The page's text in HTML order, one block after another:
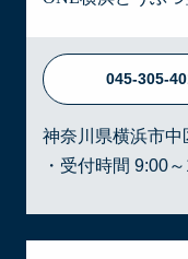
045-305-
神奈川県横浜市中
・受付時間 9:00